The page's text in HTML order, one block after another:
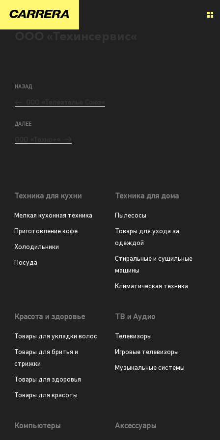
НАЗАД
ДАЛЕЕ
Техника для кухни
Мелкая кухонная техника
Приготовление кофе
Холодильники
Посуда
Техника для дома
Пылесосы
Товары для ухода за
одеждой
Стиральные и сушильные
машины
Климатическая техника
Красота и здоровье
Товары для укладки волос
Товары для бритья и
стрижки
Товары для здоровья
Товары для красоты
ТВ и Аудио
Телевизоры
Игровые телевизоры
Музыкальные системы
Компьютеры Аксессуары